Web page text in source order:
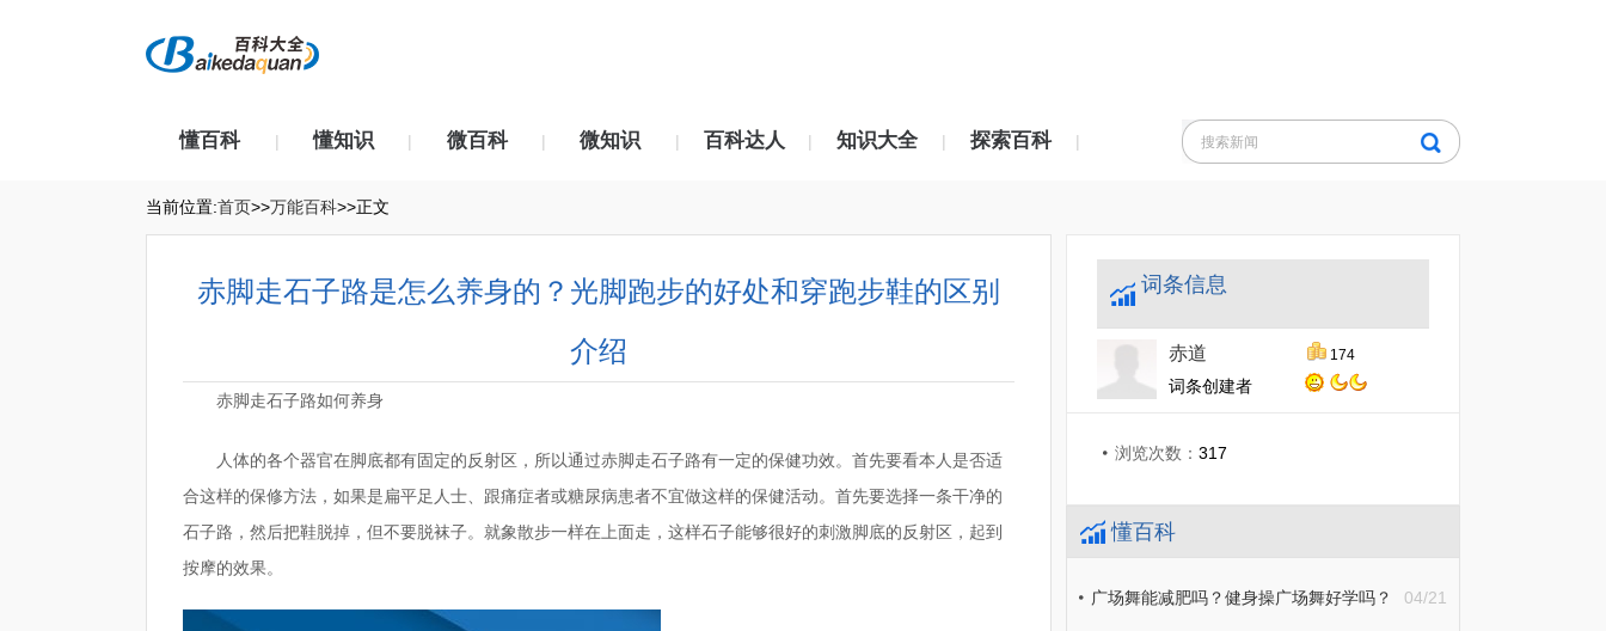
懂百科 | 懂知识 | 微百科 | 微知识 | 百科达人 | 知识大全 | 探索百科 |
当前位置:首页>>万能百科>>正文
赤脚走石子路是怎么养身的？光脚跑步的好处和穿跑步鞋的区别
介绍
赤脚走石子路如何养身
人体的各个器官在脚底都有固定的反射区，所以通过赤脚走石子路有一定的保健功效。首先要看本人是否适
合这样的保修方法，如果是扁平足人士、跟痛症者或糖尿病患者不宜做这样的保健活动。首先要选择一条干净的
石子路，然后把鞋脱掉，但不要脱袜子。就象散步一样在上面走，这样石子能够很好的刺激脚底的反射区，起到
按摩的效果。
词条信息
赤道 174
词条创建者
浏览次数： 317
懂百科
04/21
广场舞能减肥吗？健身操广场舞好学吗？